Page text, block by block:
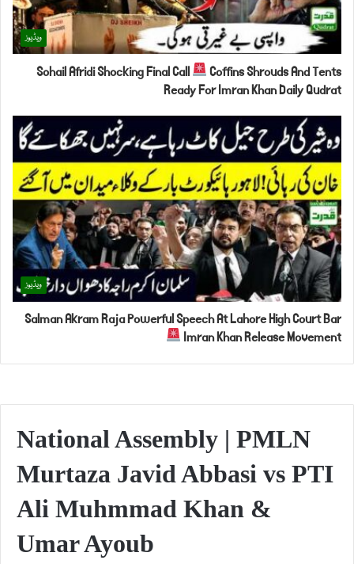
ویڈیوز
Sohail Afridi Shocking Final Call
Coffins Shrouds And Tents
Ready For Imran Khan Daily Qudrat
ویڈیوز
Salman Akram Raja Powerful Speech At Lahore High Court Bar
Imran Khan Release Movement